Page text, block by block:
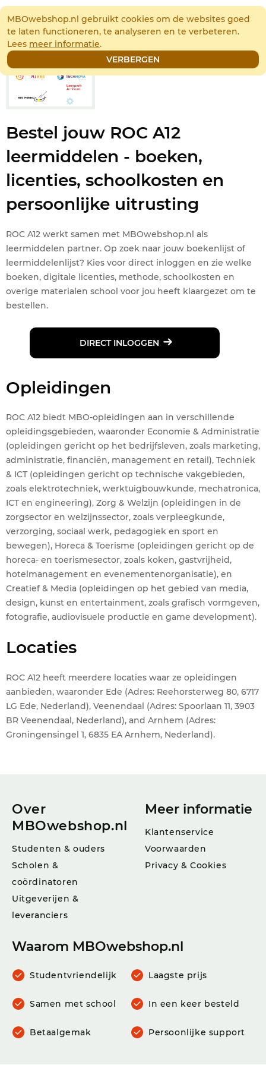
MBOwebshop.nl gebruikt cookies om de websites goed
te laten functioneren, te analyseren en te verbeteren.
Lees meer informatie.
VERBERGEN
(0)
Bestel jouw ROC A12
leermiddelen - boeken,
licenties, schoolkosten en
persoonlijke uitrusting
ROC A12 werkt samen met MBOwebshop.nl als
leermiddelen partner. Op zoek naar jouw boekenlijst of
leermiddelenlijst? Kies voor direct inloggen en zie welke
boeken, digitale licenties, methode, schoolkosten en
overige materialen school voor jou heeft klaargezet om te
bestellen.
DIRECT INLOGGEN
Opleidingen
ROC A12 biedt MBO-opleidingen aan in verschillende
opleidingsgebieden, waaronder Economie & Administratie
(opleidingen gericht op het bedrijfsleven, zoals marketing,
administratie, financiën, management en retail), Techniek
& ICT (opleidingen gericht op technische vakgebieden,
zoals elektrotechniek, werktuigbouwkunde, mechatronica,
ICT en engineering), Zorg & Welzijn (opleidingen in de
zorgsector en welzijnssector, zoals verpleegkunde,
verzorging, sociaal werk, pedagogiek en sport en
bewegen), Horeca & Toerisme (opleidingen gericht op de
horeca- en toerismesector, zoals koken, gastvrijheid,
hotelmanagement en evenementenorganisatie), en
Creatief & Media (opleidingen op het gebied van media,
design, kunst en entertainment, zoals grafisch vormgeven,
fotografie, audiovisuele productie en game development).
Locaties
ROC A12 heeft meerdere locaties waar ze opleidingen
aanbieden, waaronder Ede (Adres: Reehorsterweg 80, 6717
LG Ede, Nederland), Veenendaal (Adres: Spoorlaan 11, 3903
BR Veenendaal, Nederland), and Arnhem (Adres:
Groningensingel 1, 6835 EA Arnhem, Nederland).
Over
MBOwebshop.nl
Studenten & ouders
Scholen &
coördinatoren
Uitgeverijen &
leveranciers
Meer informatie
Klantenservice
Voorwaarden
Privacy & Cookies
Waarom MBOwebshop.nl
Studentvriendelijk Laagste prijs
Samen met school In een keer besteld
Betaalgemak Persoonlijke support